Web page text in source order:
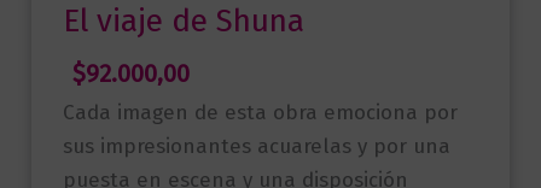
El viaje de Shuna
$92.000,00
Cada imagen de esta obra emociona por
sus impresionantes acuarelas y por una
puesta en escena y una disposición